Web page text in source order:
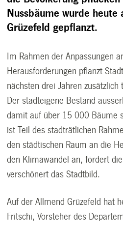
Nussbäume wurde heute
Grüzefeld gepflanzt.
Im Rahmen der Anpassungen
Herausforderungen pflanzt
nächsten drei Jahren zusätzlich
Der stadteigene Bestand
damit auf über 15 000 Bäume
ist Teil des stadträtlichen
den städtischen Raum an die
den Klimawandel an, fördert
verschönert das Stadtbild.
Auf der Allmend Grüzefeld hat
Fritschi, Vorsteher des